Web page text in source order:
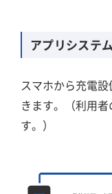
アプリシステ
スマホから充電
きます。（利用
す。）